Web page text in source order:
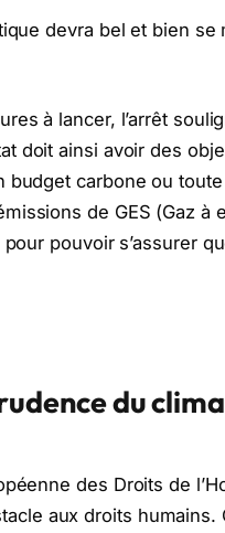
devra bel et bien se
à lancer, l’arrêt
doit ainsi avoir des
carbone ou toute
de GES (Gaz à
pouvoir s’assurer
du
des Droits de
aux droits humains.